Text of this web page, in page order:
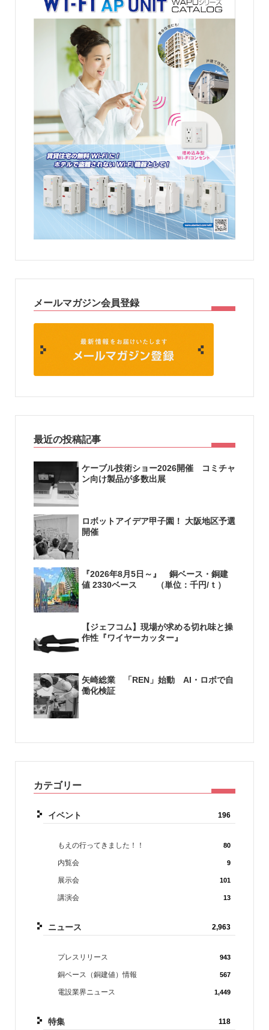
メールマガジン会員登録
最近の投稿記事
ケーブル技術ショー2026開催 コミチャ
ン向け製品が多数出展
ロボットアイデア甲子園！ 大阪地区予選
開催
『2026年8月5日～』 銅ベース・銅建
値 2330ベース （単位：千円/ｔ）
【ジェフコム】現場が求める切れ味と操
作性『ワイヤーカッター』
矢崎総業 「REN」始動 AI・ロボで自
働化検証
カテゴリー
イベント 196
もえの行ってきました！！ 80
内覧会 9
展示会 101
講演会 13
ニュース 2,963
プレスリリース 943
銅ベース（銅建値）情報 567
電設業界ニュース 1,449
特集 118